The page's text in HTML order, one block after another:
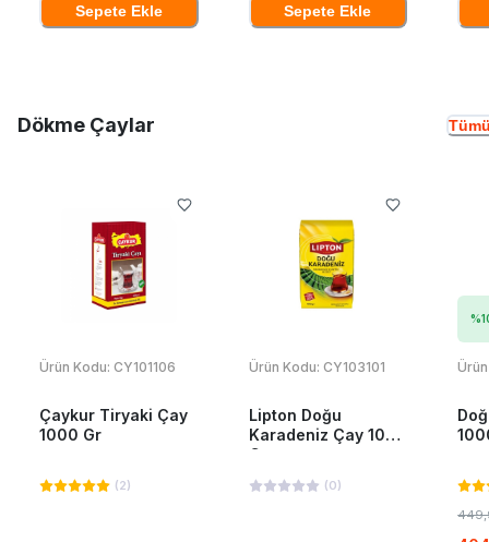
Sepete Ekle Sepete Ekle
Dökme Çaylar
Ürün Kodu: CY101106
Çaykur Tiryaki Çay
1000 Gr
(2)
Ürün Kodu: CY103101
Lipton Doğu
Karadeniz Çay 1000
Gr
(0)
%